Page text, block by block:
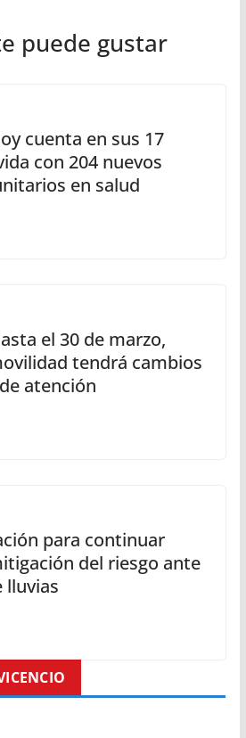
puede gustar
cuenta en sus 17
con 204 nuevos
en salud
el 30 de marzo,
tendrá cambios
atención
para continuar
del riesgo ante
lluvias